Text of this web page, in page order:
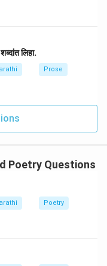
लिहा.
Prose
Poetry Questions
Poetry